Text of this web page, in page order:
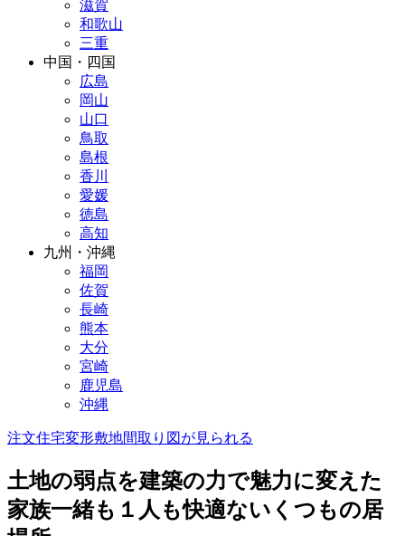
滋賀
和歌山
三重
中国・四国
広島
岡山
山口
鳥取
島根
香川
愛媛
徳島
高知
九州・沖縄
福岡
佐賀
長崎
熊本
大分
宮崎
鹿児島
沖縄
注文住宅変形敷地間取り図が見られる
土地の弱点を建築の力で魅力に変えた
家族一緒も１人も快適ないくつもの居